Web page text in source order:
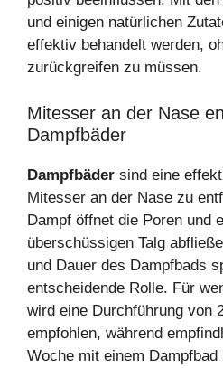
und einigen natürlichen
effektiv behandelt werden,
zurückgreifen zu müssen.
Mitesser an der Nase
Dampfbäder
Dampfbäder sind eine
Mitesser an der Nase zu
Dampf öffnet die Poren und
überschüssigen Talg
und Dauer des Dampfbads
entscheidende Rolle. Für
wird eine Durchführung von
empfohlen, während
Woche mit einem Dampfbad